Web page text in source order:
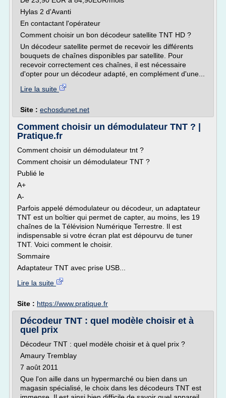
Hylas 2 d'Avanti
En contactant l'opérateur
Comment choisir un bon décodeur satellite TNT HD ?
Un décodeur satellite permet de recevoir les différents
bouquets de chaînes disponibles par satellite. Pour
recevoir correctement ces chaînes, il est nécessaire
d'opter pour un décodeur adapté, en complément d'une...
Lire la suite
Site : echosdunet.net
Comment choisir un démodulateur TNT ? |
Pratique.fr
Comment choisir un démodulateur tnt ?
Comment choisir un démodulateur TNT ?
Publié le
A+
A-
Parfois appelé démodulateur ou décodeur, un adaptateur
TNT est un boîtier qui permet de capter, au moins, les 19
chaînes de la Télévision Numérique Terrestre. Il est
indispensable si votre écran plat est dépourvu de tuner
TNT. Voici comment le choisir.
Sommaire
Adaptateur TNT avec prise USB...
Lire la suite
Site : https://www.pratique.fr
Décodeur TNT : quel modèle choisir et à
quel prix
Décodeur TNT : quel modèle choisir et à quel prix ?
Amaury Tremblay
7 août 2011
Que l'on aille dans un hypermarché ou bien dans un
magasin spécialisé, le choix dans les décodeurs TNT est